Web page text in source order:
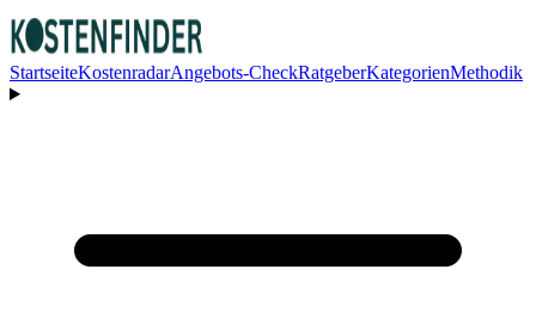
StartseiteKostenradarAngebots-CheckRatgeberKategorienMethodik